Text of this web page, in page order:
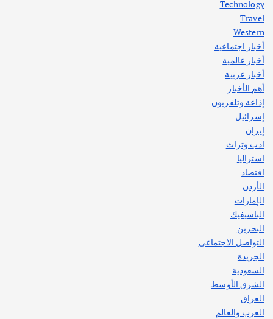
أغسطس 3, 2026
Technology
Travel
Western
أخبار اجتماعية
أخبار عالمية
أخبار عربية
أهم الأخبار
إذاعة وتلفزيون
إسرائيل
إيران
ادب وتراث
استراليا
اقتصاد
الأردن
الإمارات
الباسيفيك
البحرين
التواصل الاجتماعي
الجريدة
السعودية
الشرق الأوسط
العراق
العرب والعالم